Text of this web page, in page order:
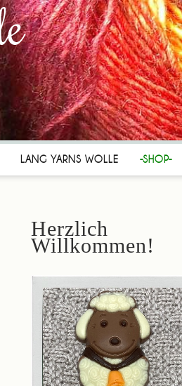
LANG YARNS WOLLE -SHOP-
Herzlich
Willkommen!